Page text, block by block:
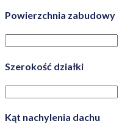
Powierzchnia zabudowy
Szerokość działki
Kąt nachylenia dachu